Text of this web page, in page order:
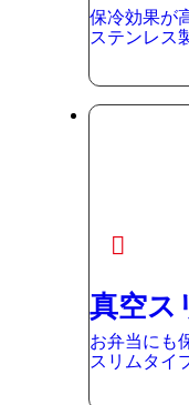
保冷効果が
ステンレス
真空ス
お弁当にも
スリムタイ